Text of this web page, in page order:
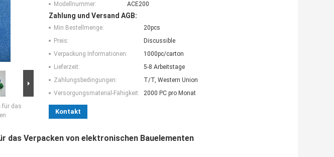
für das
Modellnummer:
ACE200
Zahlung und Versand AGB:
Min Bestellmenge:
20pcs
Preis:
Discussible
Verpackung Informationen:
1000pc/carton
Lieferzeit:
5-8 Arbeitstage
Zahlungsbedingungen:
T/T, Western Union
Versorgungsmaterial-Fähigkeit:
2000 PC pro Monat
Kontakt
das Verpacken von elektronischen Bauelementen